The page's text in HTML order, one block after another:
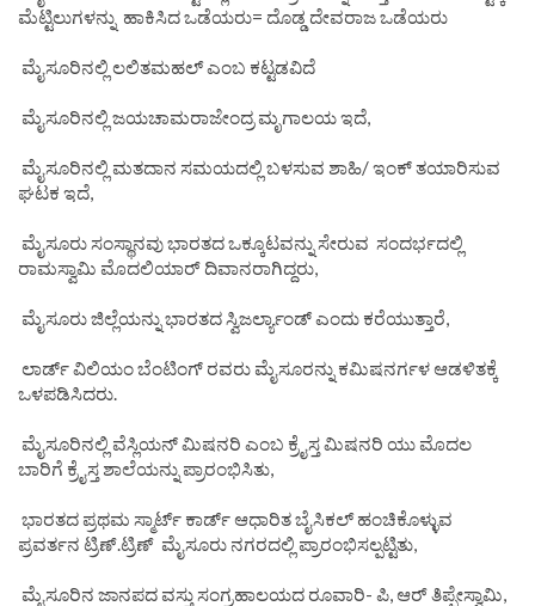
ಮೆಟ್ಟಿಲುಗಳನ್ನು ಹಾಕಿಸಿದ ಒಡೆಯರು= ದೊಡ್ಡ ದೇವರಾಜ ಒಡೆಯರು
ಮೈಸೂರಿನಲ್ಲಿ ಲಲಿತಮಹಲ್ ಎಂಬ ಕಟ್ಟಡವಿದೆ
ಮೈಸೂರಿನಲ್ಲಿ ಜಯಚಾಮರಾಜೇಂದ್ರ ಮೃಗಾಲಯ ಇದೆ,
ಮೈಸೂರಿನಲ್ಲಿ ಮತದಾನ ಸಮಯದಲ್ಲಿ ಬಳಸುವ ಶಾಹಿ/ ಇಂಕ್ ತಯಾರಿಸುವ
ಘಟಕ ಇದೆ,
ಮೈಸೂರು ಸಂಸ್ಥಾನವು ಭಾರತದ ಒಕ್ಕೂಟವನ್ನು ಸೇರುವ ಸಂದರ್ಭದಲ್ಲಿ
ರಾಮಸ್ವಾಮಿ ಮೊದಲಿಯಾರ್ ದಿವಾನರಾಗಿದ್ದರು,
ಮೈಸೂರು ಜಿಲ್ಲೆಯನ್ನು ಭಾರತದ ಸ್ವಿಜರ್ಲ್ಯಾಂಡ್ ಎಂದು ಕರೆಯುತ್ತಾರೆ,
ಲಾರ್ಡ್ ವಿಲಿಯಂ ಬೆಂಟಿಂಗ್ ರವರು ಮೈಸೂರನ್ನು ಕಮಿಷನರ್ಗಳ ಆಡಳಿತಕ್ಕೆ
ಒಳಪಡಿಸಿದರು.
ಮೈಸೂರಿನಲ್ಲಿ ವೆಸ್ಲಿಯನ್ ಮಿಷನರಿ ಎಂಬ ಕ್ರೈಸ್ತ ಮಿಷನರಿ ಯು ಮೊದಲ
ಬಾರಿಗೆ ಕ್ರೈಸ್ತ ಶಾಲೆಯನ್ನು ಪ್ರಾರಂಭಿಸಿತು,
ಭಾರತದ ಪ್ರಥಮ ಸ್ಮಾರ್ಟ್ ಕಾರ್ಡ್ ಆಧಾರಿತ ಬೈಸಿಕಲ್ ಹಂಚಿಕೊಳ್ಳುವ
ಪ್ರವರ್ತನ ಟ್ರಿಣ್.ಟ್ರಿಣ್ ಮೈಸೂರು ನಗರದಲ್ಲಿ ಪ್ರಾರಂಭಿಸಲ್ಪಟ್ಟಿತು,
ಮೈಸೂರಿನ ಜಾನಪದ ವಸ್ತು ಸಂಗ್ರಹಾಲಯದ ರೂವಾರಿ- ಪಿ, ಆರ್ ತಿಪ್ಪೇಸ್ವಾಮಿ,